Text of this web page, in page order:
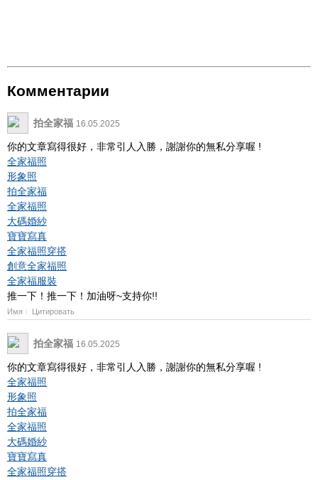
Комментарии
拍全家福 16.05.2025
你的文章寫得很好，非常引人入勝，謝謝你的無私分享喔 !
全家福照
形象照
拍全家福
全家福照
大碼婚紗
寶寶寫真
全家福照穿搭
創意全家福照
全家福服裝
推一下！推一下！加油呀~支持你!!
Имя Цитировать
拍全家福 16.05.2025
你的文章寫得很好，非常引人入勝，謝謝你的無私分享喔 !
全家福照
形象照
拍全家福
全家福照
大碼婚紗
寶寶寫真
全家福照穿搭